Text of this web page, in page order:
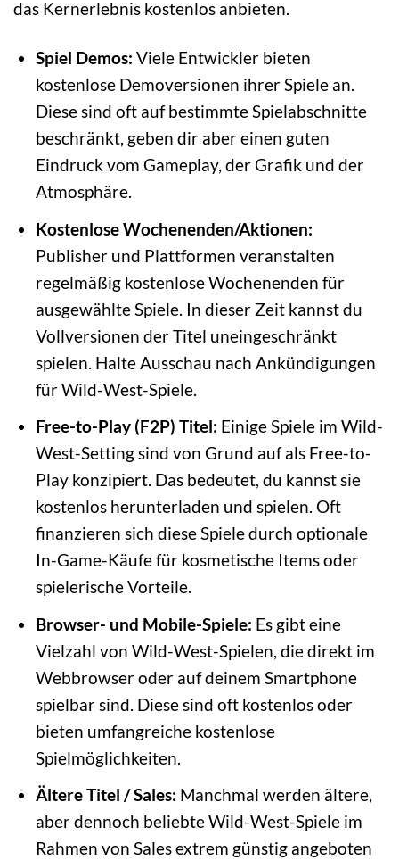
das Kernerlebnis kostenlos anbieten.
Spiel Demos: Viele Entwickler bieten
kostenlose Demoversionen ihrer Spiele an.
Diese sind oft auf bestimmte Spielabschnitte
beschränkt, geben dir aber einen guten
Eindruck vom Gameplay, der Grafik und der
Atmosphäre.
Kostenlose Wochenenden/Aktionen:
Publisher und Plattformen veranstalten
regelmäßig kostenlose Wochenenden für
ausgewählte Spiele. In dieser Zeit kannst du
Vollversionen der Titel uneingeschränkt
spielen. Halte Ausschau nach Ankündigungen
für Wild-West-Spiele.
Free-to-Play (F2P) Titel: Einige Spiele im Wild-
West-Setting sind von Grund auf als Free-to-
Play konzipiert. Das bedeutet, du kannst sie
kostenlos herunterladen und spielen. Oft
finanzieren sich diese Spiele durch optionale
In-Game-Käufe für kosmetische Items oder
spielerische Vorteile.
Browser- und Mobile-Spiele: Es gibt eine
Vielzahl von Wild-West-Spielen, die direkt im
Webbrowser oder auf deinem Smartphone
spielbar sind. Diese sind oft kostenlos oder
bieten umfangreiche kostenlose
Spielmöglichkeiten.
Ältere Titel / Sales: Manchmal werden ältere,
aber dennoch beliebte Wild-West-Spiele im
Rahmen von Sales extrem günstig angeboten